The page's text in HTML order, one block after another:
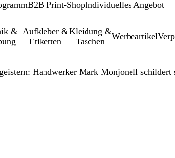
B2B Print-ShopIndividuelles Angebot
&
Aufkleber &
Etiketten
Kleidung &
Taschen
Werbeartikel
Handwerker Mark Monjonell schildert